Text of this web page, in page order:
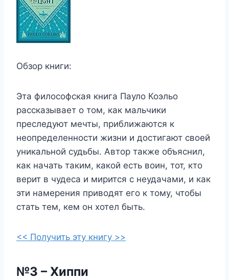
Обзор книги:
Эта философская книга Пауло Коэльо
рассказывает о том, как мальчики
преследуют мечты, приближаются к
неопределенности жизни и достигают своей
уникальной судьбы. Автор также объяснил,
как начать таким, какой есть воин, тот, кто
верит в чудеса и мирится с неудачами, и как
эти намерения приводят его к тому, чтобы
стать тем, кем он хотел быть.
<< Получить эту книгу >>
№3 – Хиппи